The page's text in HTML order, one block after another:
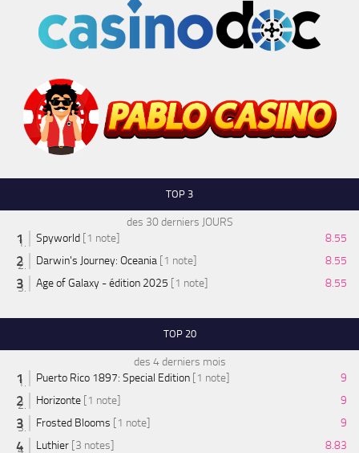
TOP 3
des 30 derniers JOURS
Spyworld [1 note]
8.55
Darwin's Journey: Oceania [1 note]
8.55
Age of Galaxy - édition 2025 [1 note] 8.55
TOP 20
des 4 derniers mois
Puerto Rico 1897: Special Edition [1 note]
9
Horizonte [1 note]
9
Frosted Blooms [1 note]
9
Luthier [3 notes]
8.83